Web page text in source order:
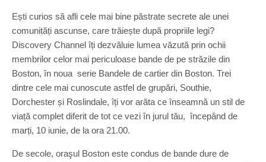
Ești curios să afli cele mai bine păstrate secrete ale unei
comunități ascunse, care trăiește după propriile legi?
Discovery Channel îți dezvăluie lumea văzută prin ochii
membrilor celor mai periculoase bande de pe străzile din
Boston, în noua serie Bandele de cartier din Boston. Trei
dintre cele mai cunoscute astfel de grupări, Southie,
Dorchester și Roslindale, îți vor arăta ce înseamnă un stil de
viață complet diferit de tot ce vezi în jurul tău, începând de
marți, 10 iunie, de la ora 21.00.
De secole, oraşul Boston este condus de bande dure de